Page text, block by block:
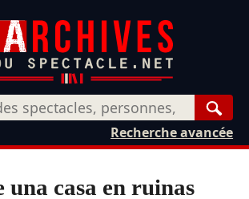
Recherche avancée
una casa en ruinas